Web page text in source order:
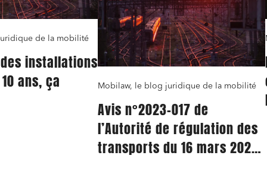
de la mobilité
installations
ans, ça
Mobilaw, le blog juridique de la mobilité
Avis n°2023-017 de
l’Autorité de régulation des
transports du 16 mars 2023